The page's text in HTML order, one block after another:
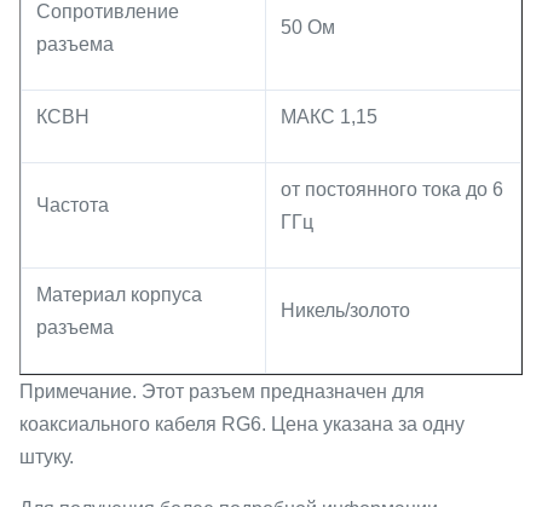
Сопротивление
разъема
50 Ом
КСВН МАКС 1,15
Частота
от постоянного тока до 6
ГГц
Материал корпуса
разъема
Никель/золото
Примечание. Этот разъем предназначен для
коаксиального кабеля RG6. Цена указана за одну
штуку.